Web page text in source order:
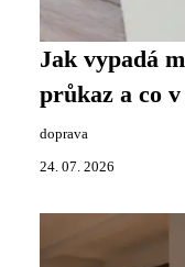
Jak vypadá
průkaz a co
doprava
24. 07. 2026